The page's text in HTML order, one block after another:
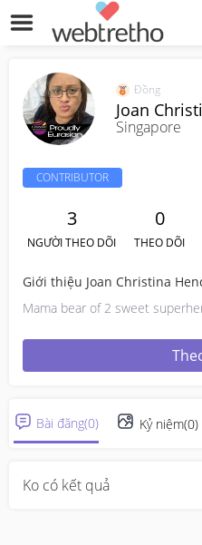
Đồng
Joan
Singapore
CONTRIBUTOR
3
NGƯỜI THEO DÕI
0
THEO DÕI
Giới thiệu Joan Christina
Mama bear of 2 sweet
Bài đăng(0) Kỷ niệm(0)
Ko có kết quả